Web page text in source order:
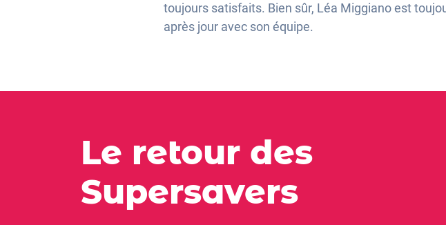
toujours satisfaits. Bien sûr, Léa Miggiano est
après jour avec son équipe.
Le retour des
Supersavers